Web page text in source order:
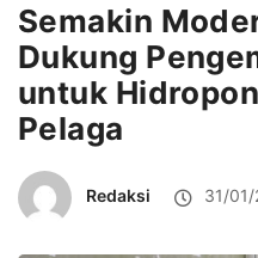
Semakin
Dukung
untuk
Pelaga
Redaksi 31/